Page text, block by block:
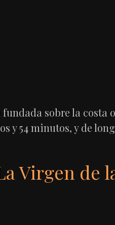
sobre la costa
y 54 minutos, y de
Virgen de